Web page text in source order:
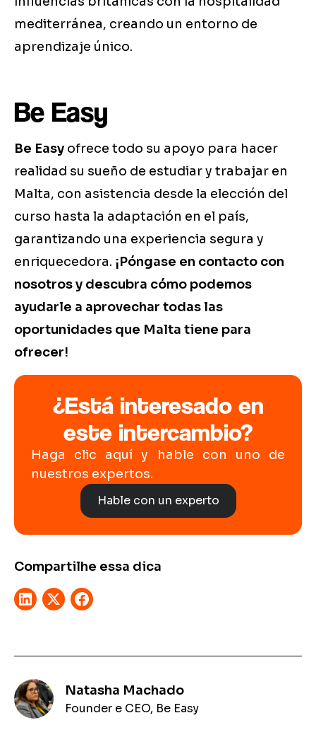
mediterránea, creando un entorno de
aprendizaje único.
Be Easy
Be Easy ofrece todo su apoyo para hacer
realidad su sueño de estudiar y trabajar en
Malta, con asistencia desde la elección del
curso hasta la adaptación en el país,
garantizando una experiencia segura y
enriquecedora. ¡Póngase en contacto con
nosotros y descubra cómo podemos
ayudarle a aprovechar todas las
oportunidades que Malta tiene para
ofrecer!
¿Está interesado en
este intercambio?
Haga clic aquí y hable con uno de
nuestros expertos.
Hable con un experto
Compartilhe essa dica
Natasha Machado
Founder e CEO, Be Easy